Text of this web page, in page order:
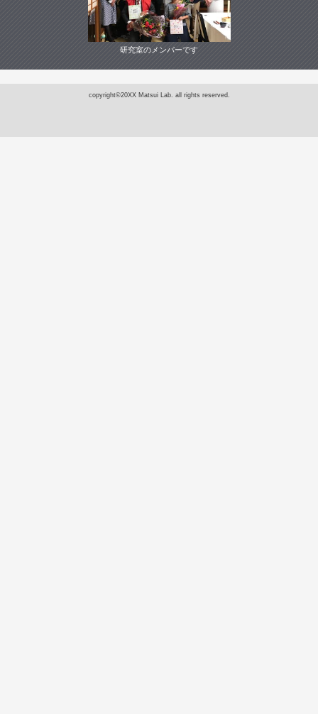
研究室のメンバーです
copyright©20XX Matsui Lab. all rights reserved.